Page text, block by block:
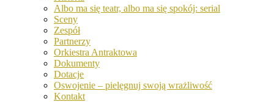
Albo ma się teatr, albo ma się spokój: serial
Sceny
Zespół
Partnerzy
Orkiestra Antraktowa
Dokumenty
Dotacje
Oswojenie – pielęgnuj swoją wrażliwość
Kontakt